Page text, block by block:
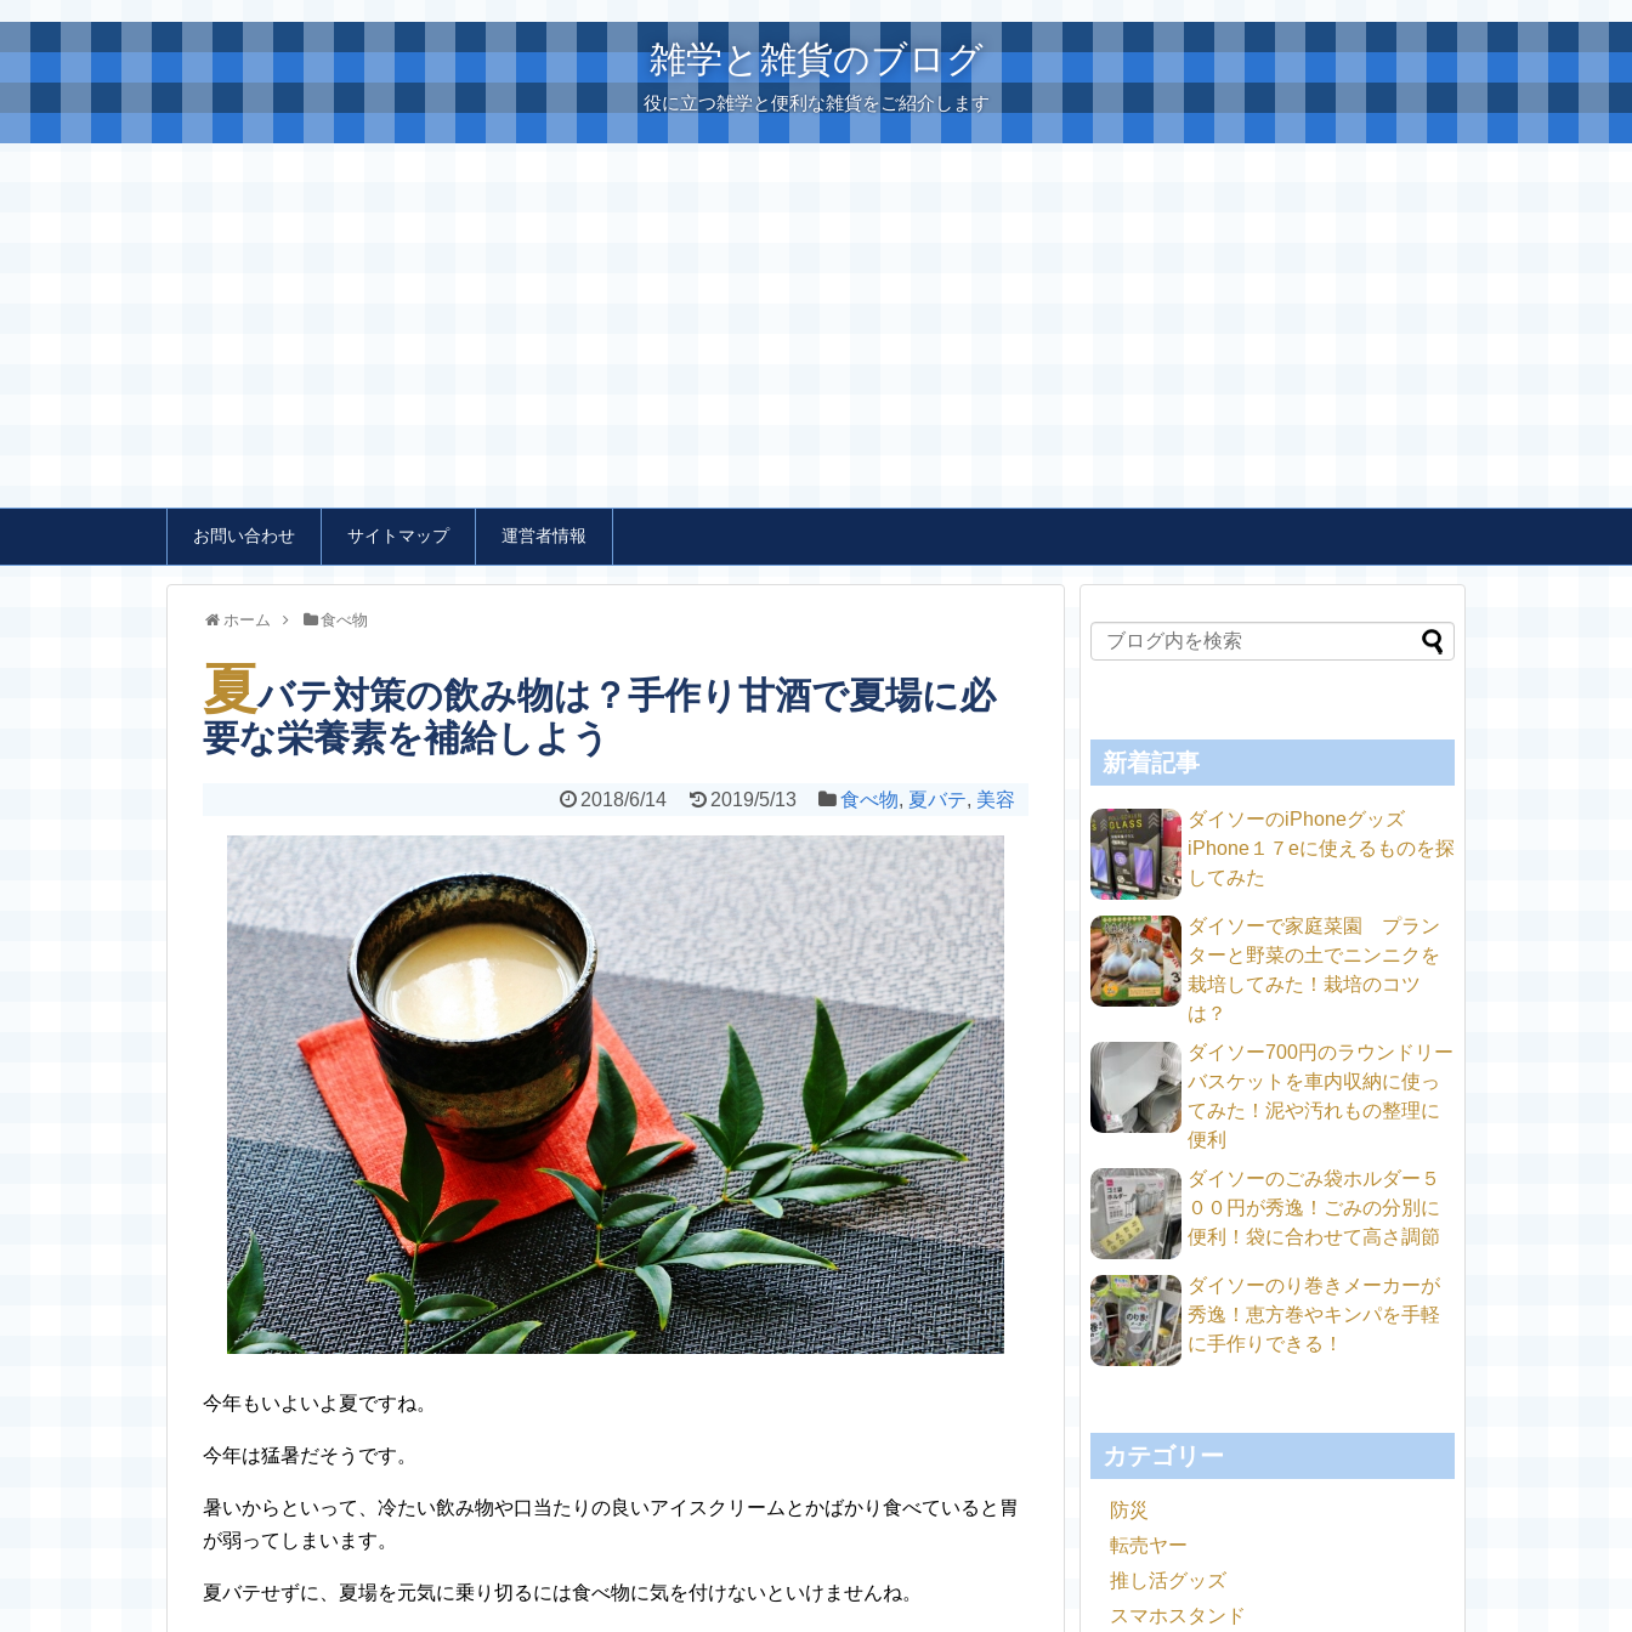
雑学と雑貨のブログ
役に立つ雑学と便利な雑貨をご紹介します
お問い合わせ サイトマップ 運営者情報
ホーム 食べ物
夏バテ対策の飲み物は？手作り甘酒で夏場に必
要な栄養素を補給しよう
2018/6/14 2019/5/13 食べ物, 夏バテ, 美容
今年もいよいよ夏ですね。
今年は猛暑だそうです。
暑いからといって、冷たい飲み物や口当たりの良いアイスクリームとかばかり食べていると胃
が弱ってしまいます。
夏バテせずに、夏場を元気に乗り切るには食べ物に気を付けないといけませんね。
新着記事
ダイソーのiPhoneグッズ
iPhone１７eに使えるものを探
してみた
ダイソーで家庭菜園 プラン
ターと野菜の土でニンニクを
栽培してみた！栽培のコツ
は？
ダイソー700円のラウンドリー
バスケットを車内収納に使っ
てみた！泥や汚れもの整理に
便利
ダイソーのごみ袋ホルダー５
００円が秀逸！ごみの分別に
便利！袋に合わせて高さ調節
ダイソーのり巻きメーカーが
秀逸！恵方巻やキンパを手軽
に手作りできる！
カテゴリー
防災
転売ヤー
推し活グッズ
スマホスタンド